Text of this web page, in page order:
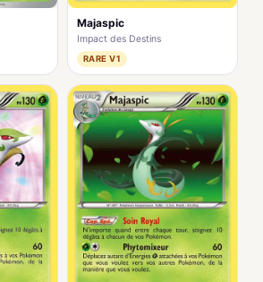
Majaspic
Impact des Destins
RARE V1